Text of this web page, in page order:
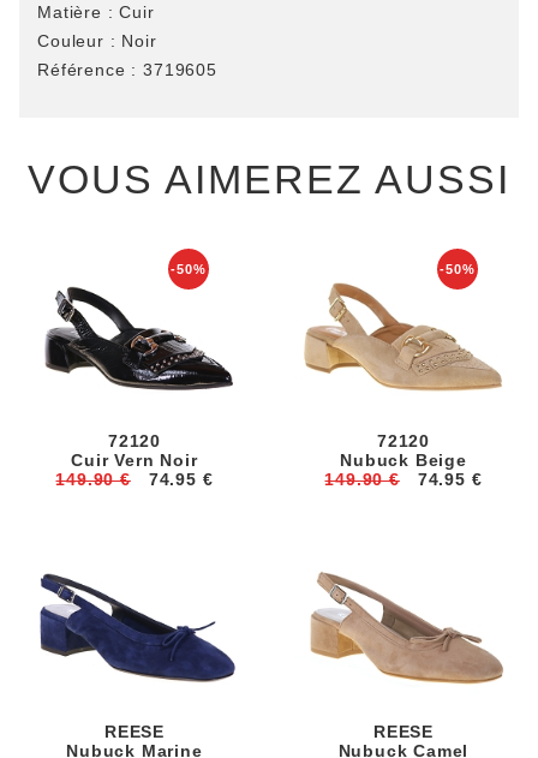
Matière : Cuir
Couleur : Noir
Référence : 3719605
VOUS AIMEREZ AUSSI
-50%
72120
Cuir Vern Noir
149.90 €
74.95 €
-50%
72120
Nubuck Beige
149.90 €
74.95 €
REESE
Nubuck Marine
REESE
Nubuck Camel